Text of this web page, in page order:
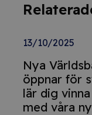
13/10/2025
Nya
öppnar för
lär dig
med våra